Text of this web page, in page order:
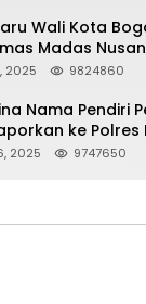
Wali Kota
Madas
Tinggi sebagai
2025 9824860
Nama Pendiri
ke
2025 9747650